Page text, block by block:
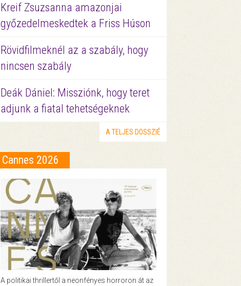
Kreif Zsuzsanna amazonjai
győzedelmeskedtek a Friss Húson
Rövidfilmeknél az a szabály, hogy
nincsen szabály
Deák Dániel: Missziónk, hogy teret
adjunk a fiatal tehetségeknek
A TELJES DOSSZIÉ
Cannes 2026
A politikai thrillertől a neonfényes horroron át az